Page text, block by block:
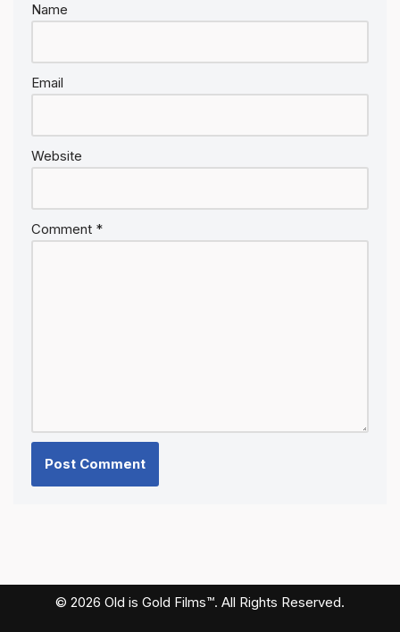
Name
Email
Website
Comment *
© 2026 Old is Gold Films™. All Rights Reserved.